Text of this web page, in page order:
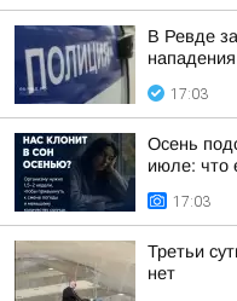
В Ревде
17:03
Осень
июле: что
17:03
Третьи
нет